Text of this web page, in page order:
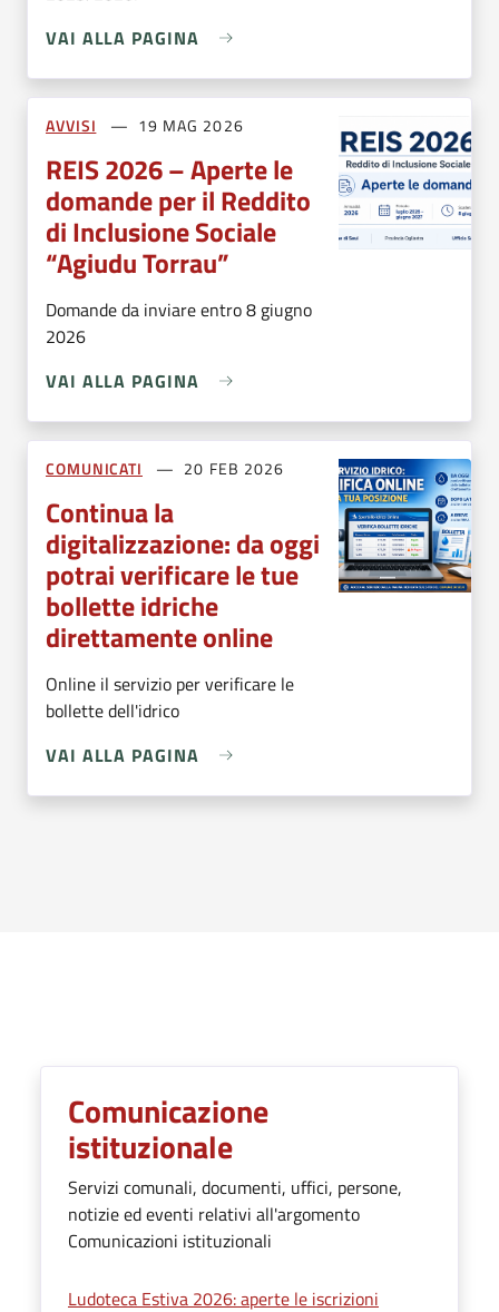
VAI ALLA PAGINA
AVVISI 19 MAG 2026
REIS 2026 – Aperte le
domande per il Reddito
di Inclusione Sociale
“Agiudu Torrau”
Domande da inviare entro 8 giugno
2026
VAI ALLA PAGINA
COMUNICATI 20 FEB 2026
Continua la
digitalizzazione: da oggi
potrai verificare le tue
bollette idriche
direttamente online
Online il servizio per verificare le
bollette dell'idrico
VAI ALLA PAGINA
Comunicazione
istituzionale
Servizi comunali, documenti, uffici, persone,
notizie ed eventi relativi all'argomento
Comunicazioni istituzionali
Ludoteca Estiva 2026: aperte le iscrizioni